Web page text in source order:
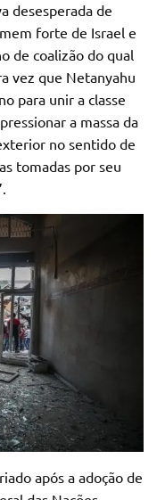
desesperada de
forte de Israel e
de coalizão do qual
vez que Netanyahu
para unir a classe
a massa da
no sentido de
tomadas por seu
após a adoção de